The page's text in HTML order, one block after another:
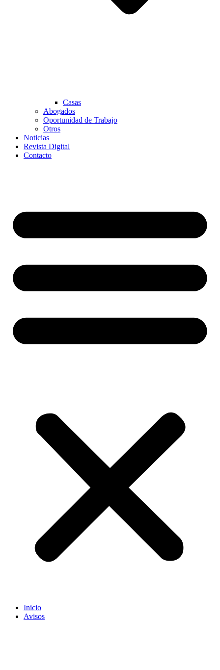
Casas
Abogados
Oportunidad de Trabajo
Otros
Noticias
Revista Digital
Contacto
Inicio
Avisos